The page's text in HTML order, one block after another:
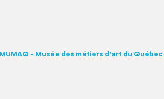
MUMAQ - Musée des métiers d'art du Québec